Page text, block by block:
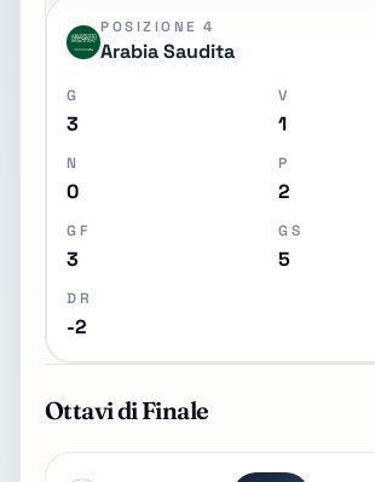
POSIZIONE 4
Arabia Saudita
G
3
V
1
N
0
P
2
GF
3
GS
5
DR
-2
Ottavi di Finale